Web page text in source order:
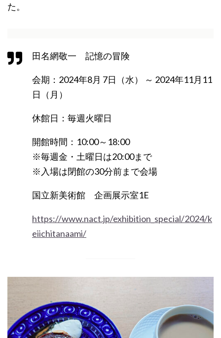
た。
田名網敬一 記憶の冒険
会期：2024年8月 7日（水） ～ 2024年11月11
日（月）
休館日：毎週火曜日
開館時間：10:00～18:00
※毎週金・土曜日は20:00まで
※入場は閉館の30分前まで会場
国立新美術館 企画展示室1E
https://www.nact.jp/exhibition_special/2024/k
eiichitanaami/